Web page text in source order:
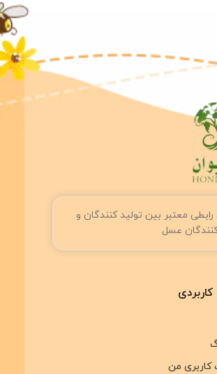
رابطی معتبر بین تولید کنندگان و
عسل
من